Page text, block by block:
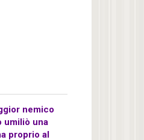
nemico
umiliò una
proprio al